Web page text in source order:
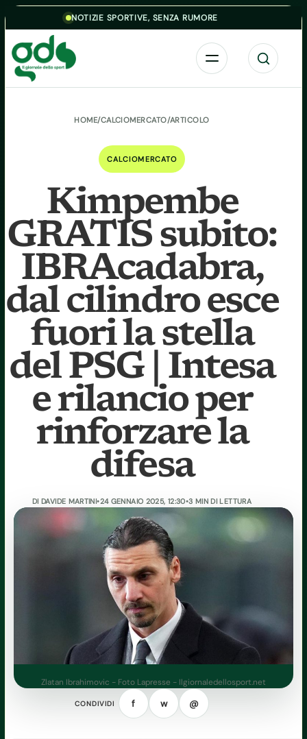
Skip to contentNOTIZIE SPORTIVE, SENZA RUMORE
Menu Cerca
HOME/CALCIOMERCATO/ARTICOLO
CALCIOMERCATO
Kimpembe
GRATIS subito:
IBRAcadabra,
dal cilindro esce
fuori la stella
del PSG | Intesa
e rilancio per
rinforzare la
difesa
DIDAVIDE MARTINI•24 GENNAIO 2025, 12:30•3 MIN DI LETTURA
Zlatan Ibrahimovic - Foto Lapresse - Ilgiornaledellosport.net
CONDIVIDI f w @